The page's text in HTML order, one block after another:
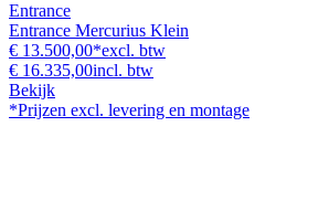
Entrance
Entrance Mercurius Klein
€ 13.500,00*excl. btw
€ 16.335,00incl. btw
Bekijk
*Prijzen excl. levering en montage